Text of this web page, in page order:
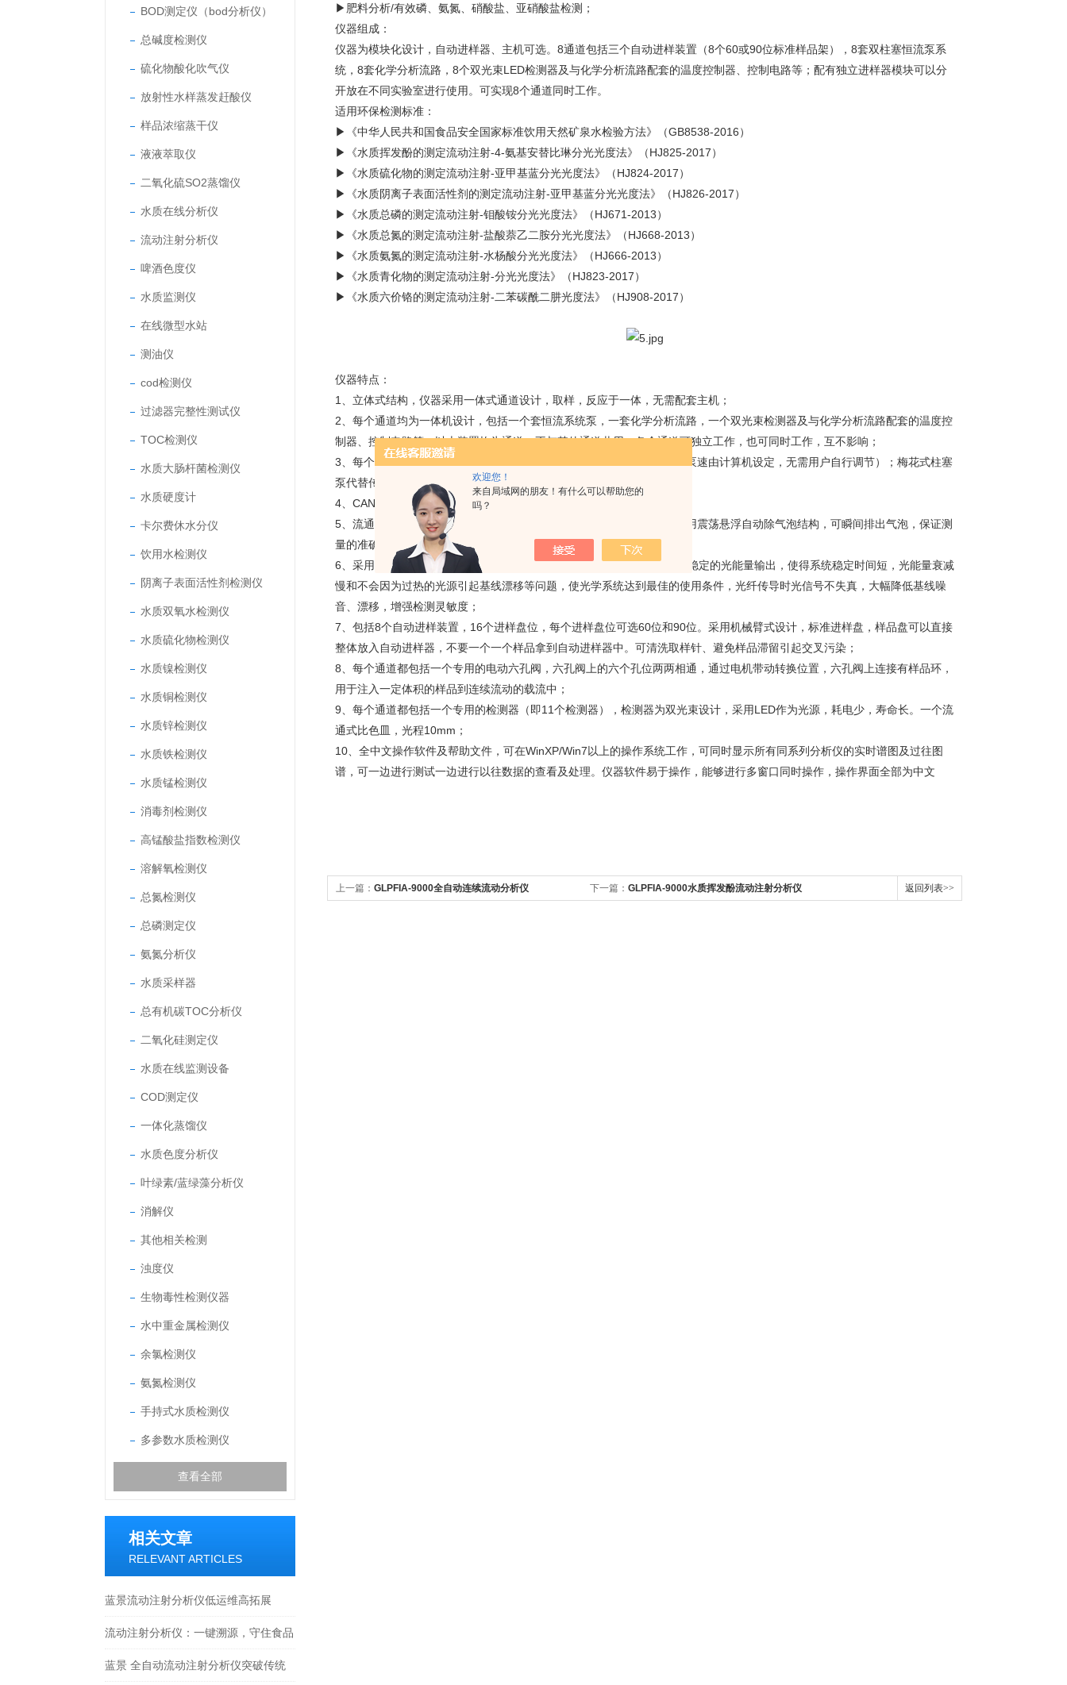
欢迎您！
来自局域网的朋友！有什么可以帮助您的
吗？
BOD测定仪（bod分析仪）
总碱度检测仪
硫化物酸化吹气仪
放射性水样蒸发赶酸仪
样品浓缩蒸干仪
液液萃取仪
二氧化硫SO2蒸馏仪
水质在线分析仪
流动注射分析仪
啤酒色度仪
水质监测仪
在线微型水站
测油仪
cod检测仪
过滤器完整性测试仪
TOC检测仪
水质大肠杆菌检测仪
水质硬度计
卡尔费休水分仪
饮用水检测仪
阴离子表面活性剂检测仪
水质双氧水检测仪
水质硫化物检测仪
水质镍检测仪
水质铜检测仪
水质锌检测仪
水质铁检测仪
水质锰检测仪
消毒剂检测仪
高锰酸盐指数检测仪
溶解氧检测仪
总氮检测仪
总磷测定仪
氨氮分析仪
水质采样器
总有机碳TOC分析仪
二氧化硅测定仪
水质在线监测设备
COD测定仪
一体化蒸馏仪
水质色度分析仪
叶绿素/蓝绿藻分析仪
消解仪
其他相关检测
浊度仪
生物毒性检测仪器
水中重金属检测仪
余氯检测仪
氨氮检测仪
手持式水质检测仪
多参数水质检测仪
查看全部
相关文章
RELEVANT ARTICLES
蓝景流动注射分析仪低运维高拓展
流动注射分析仪：一键溯源，守住食品
用水安全底线
蓝景 全自动流动注射分析仪突破传统
▶肥料分析/有效磷、氨氮、硝酸盐、亚硝酸盐检测；
仪器组成：
仪器为模块化设计，自动进样器、主机可选。8通道包括三个自动进样装置（8个60或90位标准样品架），8套双柱塞恒流泵系
统，8套化学分析流路，8个双光束LED检测器及与化学分析流路配套的温度控制器、控制电路等；配有独立进样器模块可以分
开放在不同实验室进行使用。可实现8个通道同时工作。
适用环保检测标准：
▶《中华人民共和国食品安全国家标准饮用天然矿泉水检验方法》（GB8538-2016）
▶《水质挥发酚的测定流动注射-4-氨基安替比琳分光光度法》（HJ825-2017）
▶《水质硫化物的测定流动注射-亚甲基蓝分光光度法》（HJ824-2017）
▶《水质阴离子表面活性剂的测定流动注射-亚甲基蓝分光光度法》（HJ826-2017）
▶《水质总磷的测定流动注射-钼酸铵分光光度法》（HJ671-2013）
▶《水质总氮的测定流动注射-盐酸萘乙二胺分光光度法》（HJ668-2013）
▶《水质氨氮的测定流动注射-水杨酸分光光度法》（HJ666-2013）
▶《水质青化物的测定流动注射-分光光度法》（HJ823-2017）
▶《水质六价铬的测定流动注射-二苯碳酰二肼光度法》（HJ908-2017）
仪器特点：
1、立体式结构，仪器采用一体式通道设计，取样，反应于一体，无需配套主机；
2、每个通道均为一体机设计，包括一个套恒流系统泵，一套化学分析流路，一个双光束检测器及与化学分析流路配套的温度控
制器、控制电路等，以上装置均为通道，不与其他通道共用；各个通道可独立工作，也可同时工作，互不影响；
3、每个通道都包括一个专用的恒流泵组（即恒流泵为整体柱塞式设计，泵速由计算机设定，无需用户自行调节）；梅花式柱塞
泵代替传统蠕动泵，自整定流速，无需切换蠕动泵管，省时省力；
4、CAN口通讯方式，可链接多种模块同时进行数据分析；
5、流通池采用可调角度悬浮结构，最大限度阻止气泡形成路径，同时采用震荡悬浮自动除气泡结构，可瞬间排出气泡，保证测
量的准确性；
6、采用了冷光源加光纤构成的光学系统，冷光源10万小时的使用寿命和稳定的光能量输出，使得系统稳定时间短，光能量衰减
慢和不会因为过热的光源引起基线漂移等问题，使光学系统达到最佳的使用条件，光纤传导时光信号不失真，大幅降低基线噪
音、漂移，增强检测灵敏度；
7、包括8个自动进样装置，16个进样盘位，每个进样盘位可选60位和90位。采用机械臂式设计，标准进样盘，样品盘可以直接
整体放入自动进样器，不要一个一个样品拿到自动进样器中。可清洗取样针、避免样品滞留引起交叉污染；
8、每个通道都包括一个专用的电动六孔阀，六孔阀上的六个孔位两两相通，通过电机带动转换位置，六孔阀上连接有样品环，
用于注入一定体积的样品到连续流动的载流中；
9、每个通道都包括一个专用的检测器（即11个检测器），检测器为双光束设计，采用LED作为光源，耗电少，寿命长。一个流
通式比色皿，光程10mm；
10、全中文操作软件及帮助文件，可在WinXP/Win7以上的操作系统工作，可同时显示所有同系列分析仪的实时谱图及过往图
谱，可一边进行测试一边进行以往数据的查看及处理。仪器软件易于操作，能够进行多窗口同时操作，操作界面全部为中文
上一篇： GLPFIA-9000全自动连续流动分析仪 下一篇： GLPFIA-9000水质挥发酚流动注射分析仪 返回列表>>